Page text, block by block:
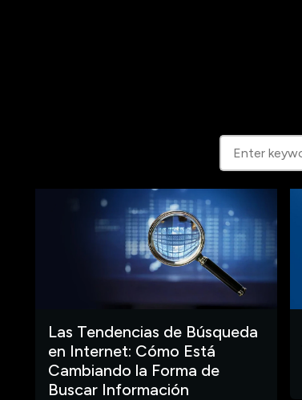
Las Tendencias de Búsqueda
en Internet: Cómo Está
Cambiando la Forma de
Buscar Información